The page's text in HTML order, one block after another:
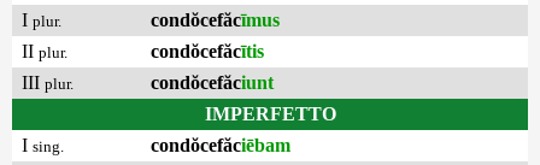
I plur. condŏcefăcīmus
II plur. condŏcefăcītis
III plur. condŏcefăciunt
IMPERFETTO
I sing. condŏcefăciēbam